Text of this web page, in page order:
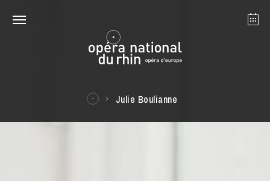
Strasbourg
Julie Boulianne